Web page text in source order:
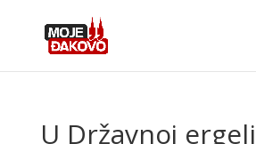
U Državnoj